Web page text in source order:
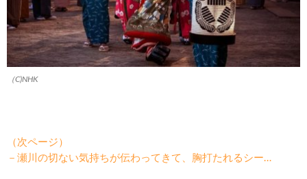
（C)NHK
（次ページ）
－瀬川の切ない気持ちが伝わってきて、胸打たれるシー…